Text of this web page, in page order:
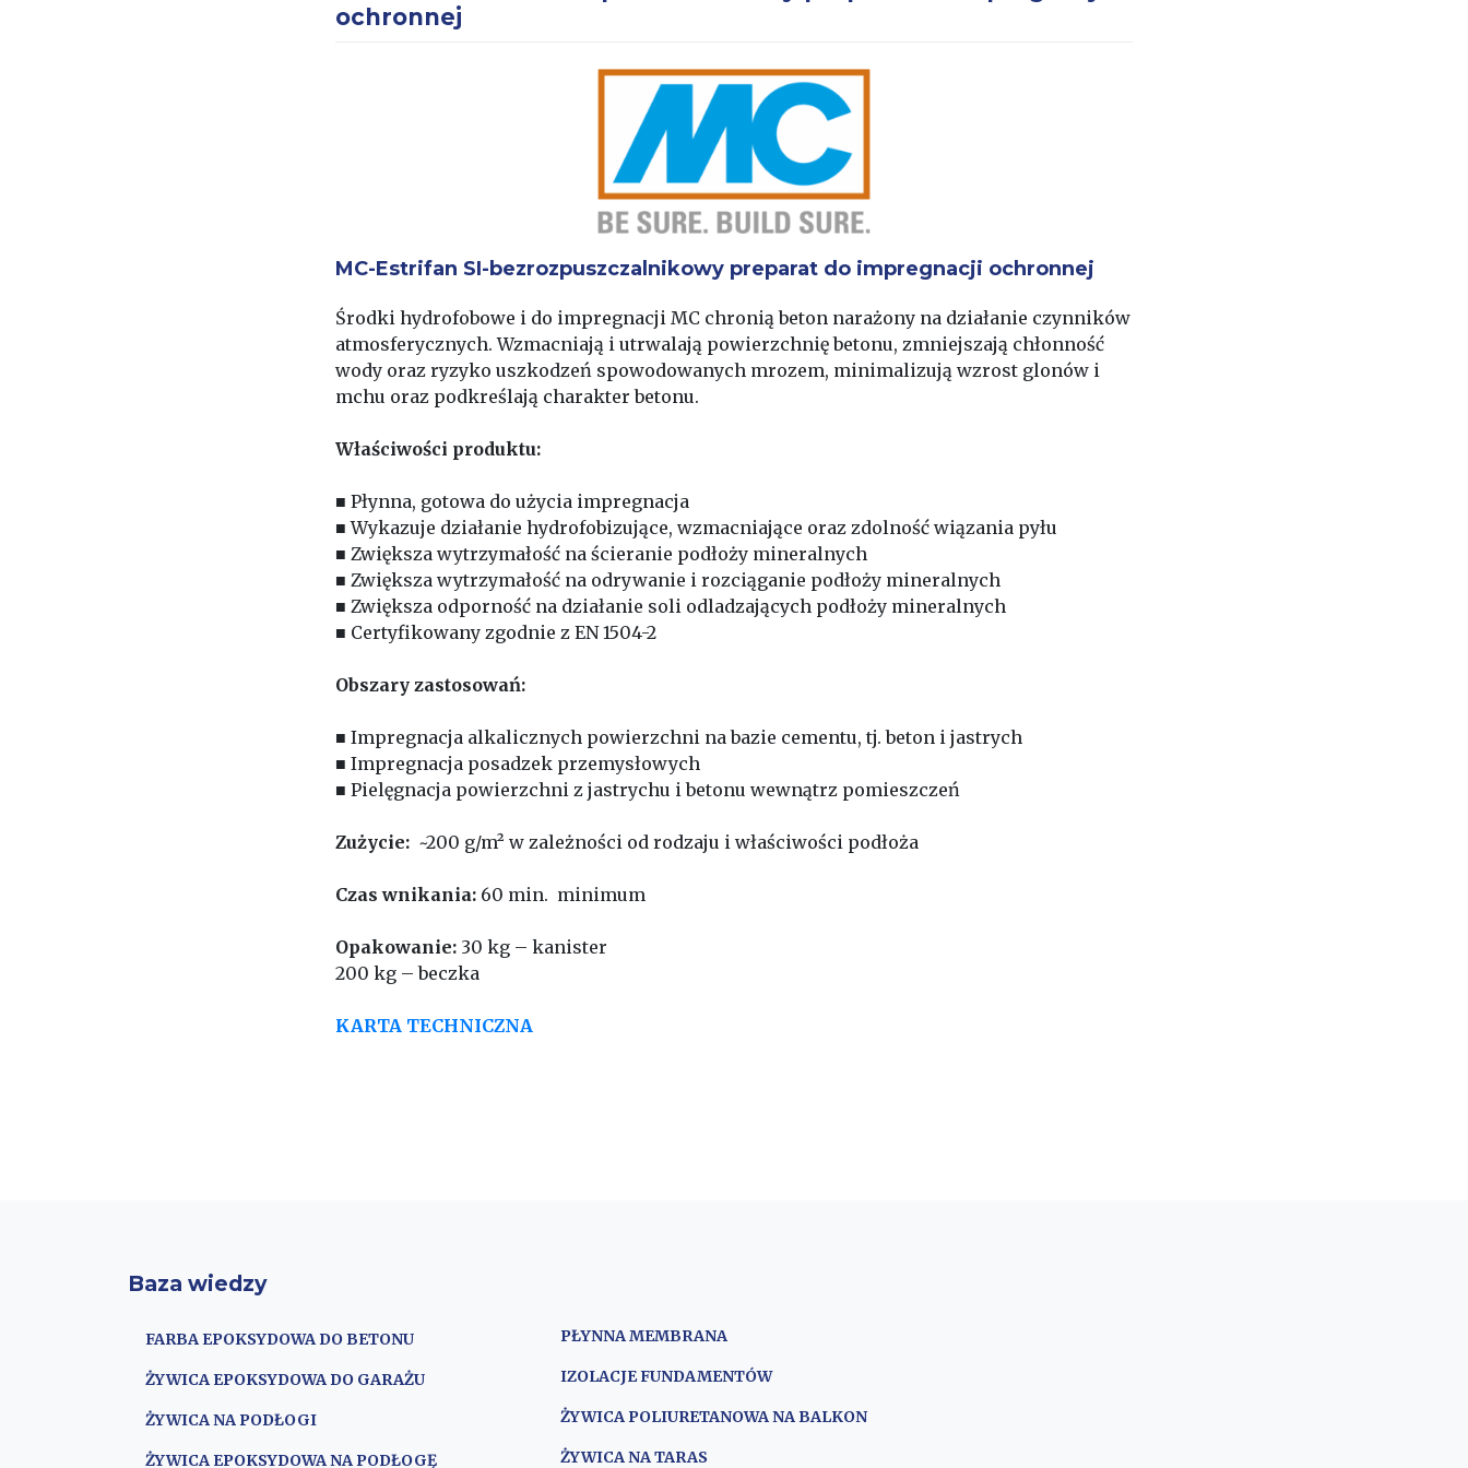
ochronnej
MC-Estrifan SI-bezrozpuszczalnikowy preparat do impregnacji ochronnej
Środki hydrofobowe i do impregnacji MC chronią beton narażony na działanie czynników
atmosferycznych. Wzmacniają i utrwalają powierzchnię betonu, zmniejszają chłonność
wody oraz ryzyko uszkodzeń spowodowanych mrozem, minimalizują wzrost glonów i
mchu oraz podkreślają charakter betonu.
Właściwości produktu:
■ Płynna, gotowa do użycia impregnacja
■ Wykazuje działanie hydrofobizujące, wzmacniające oraz zdolność wiązania pyłu
■ Zwiększa wytrzymałość na ścieranie podłoży mineralnych
■ Zwiększa wytrzymałość na odrywanie i rozciąganie podłoży mineralnych
■ Zwiększa odporność na działanie soli odladzających podłoży mineralnych
■ Certyfikowany zgodnie z EN 1504-2
Obszary zastosowań:
■ Impregnacja alkalicznych powierzchni na bazie cementu, tj. beton i jastrych
■ Impregnacja posadzek przemysłowych
■ Pielęgnacja powierzchni z jastrychu i betonu wewnątrz pomieszczeń
Zużycie: ~200 g/m² w zależności od rodzaju i właściwości podłoża
Czas wnikania: 60 min. minimum
Opakowanie: 30 kg – kanister
200 kg – beczka
KARTA TECHNICZNA
Baza wiedzy
FARBA EPOKSYDOWA DO BETONU
ŻYWICA EPOKSYDOWA DO GARAŻU
ŻYWICA NA PODŁOGI
ŻYWICA EPOKSYDOWA NA PODŁOGĘ
PŁYNNA MEMBRANA
IZOLACJE FUNDAMENTÓW
ŻYWICA POLIURETANOWA NA BALKON
ŻYWICA NA TARAS